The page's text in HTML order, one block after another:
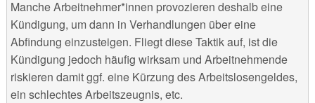
Manche Arbeitnehmer*innen provozieren deshalb eine
Kündigung, um dann in Verhandlungen über eine
Abfindung einzusteigen. Fliegt diese Taktik auf, ist die
Kündigung jedoch häufig wirksam und Arbeitnehmende
riskieren damit ggf. eine Kürzung des Arbeitslosengeldes,
ein schlechtes Arbeitszeugnis, etc.